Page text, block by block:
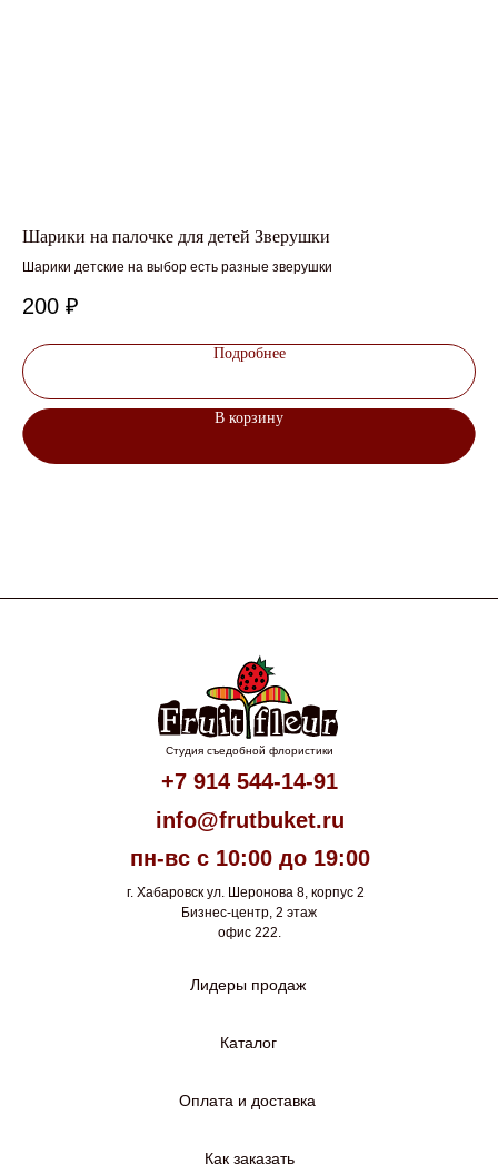
Шарики на палочке для детей Зверушки
Шарики детские на выбор есть разные зверушки
200 ₽
Подробнее
В корзину
Студия съедобной флористики
+7 914 544-14-91
info@frutbuket.ru
пн-вс с 10:00 до 19:00
г. Хабаровск ул. Шеронова 8, корпус 2
Бизнес-центр, 2 этаж
офис 222.
Лидеры продаж
Каталог
Оплата и доставка
Как заказать